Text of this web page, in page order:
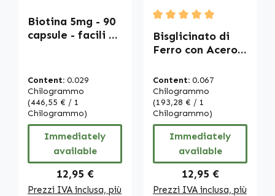
Biotina 5mg - 90
capsule - facili da
sistema nervoso
e altro | Warnke
Vitalstoffe
Content: 0.029
Chilogrammo
(446,55 € / 1
Chilogrammo)
Immediately
available
Regular price:
12,95 €
Prezzi IVA inclusa, più
Average rating of 5 out
Bisglicinato di
Ferro con Acerola
facili da
deglutire - per
sistema
immunitario,
trasporto
dell’ossigeno,
sangue e altro |
Warnke
Vitalstoffe
Content: 0.067
Chilogrammo
(193,28 € / 1
Chilogrammo)
Immediately
available
Regular price:
12,95 €
Prezzi IVA inclusa, più